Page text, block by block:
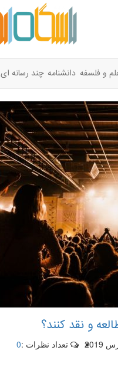
و فلسفه دانشنامه چند رسانه ای
و نقد کنند؟
تعداد نظرات :0